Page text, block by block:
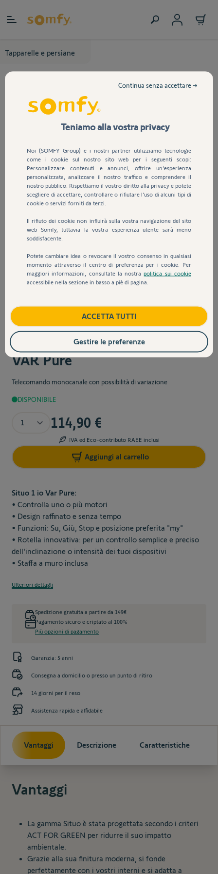
Tapparelle e persiane
Sku:
Telecomando Situo 1 io
VAR Pure
Telecomando monocanale con possibilità di variazione
DISPONIBILE
114,90 €
IVA ed Eco-contributo RAEE inclusi
Aggiungi al carrello
Situo 1 io Var Pure:
• Controlla uno o più motori
• Design raffinato e senza tempo
• Funzioni: Su, Giù, Stop e posizione preferita "my"
• Rotella innovativa: per un controllo semplice e preciso
dell'inclinazione o intensità dei tuoi dispositivi
• Staffa a muro inclusa
Ulteriori dettagli
Spedizione gratuita a partire da 149€
Pagamento sicuro e criptato al 100%
Più opzioni di pagamento
Garanzia: 5 anni
Consegna a domicilio o presso un punto di ritiro
14 giorni per il reso
Assistenza rapida e affidabile
Vantaggi Descrizione Caratteristiche
Vantaggi
La gamma Situo è stata progettata secondo i criteri
ACT FOR GREEN per ridurre il suo impatto
ambientale.
Grazie alla sua finitura moderna, si fonde
perfettamente con i vostri interni e si adatta a
Teniamo alla vostra privacy
Noi (SOMFY Group) e i nostri partner utilizziamo tecnologie
come i cookie sul nostro sito web per i seguenti scopi:
Personalizzare contenuti e annunci, offrire un'esperienza
personalizzata, analizzare il nostro traffico e comprendere il
nostro pubblico. Rispettiamo il vostro diritto alla privacy e potete
scegliere di accettare, controllare o rifiutare l'uso di alcuni tipi di
cookie o servizi forniti da terzi.
Il rifiuto dei cookie non influirà sulla vostra navigazione del sito
web Somfy, tuttavia la vostra esperienza utente sarà meno
soddisfacente.
Potete cambiare idea o revocare il vostro consenso in qualsiasi
momento attraverso il centro di preferenza per i cookie. Per
maggiori informazioni, consultate la nostrapolitica sui cookie
accessibile nella sezione in basso a piè di pagina.
Continua senza accettare →
ACCETTA TUTTI
Gestire le preferenze